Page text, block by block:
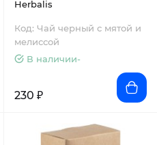
Herbalis
Код: Чай черный с мятой и
мелиссой
В наличии-
230 ₽